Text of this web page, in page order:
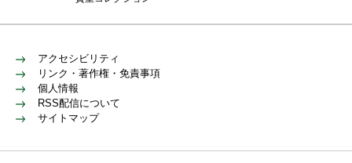
アクセシビリティ
リンク・著作権・免責事項
個人情報
RSS配信について
サイトマップ